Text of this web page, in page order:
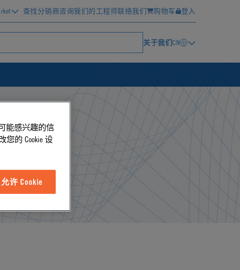
查找分销商咨询我们的工程师联络我们 购物车 登入
关于我们CN
能感兴趣的信
您的 Cookie 设
允许 Cookie